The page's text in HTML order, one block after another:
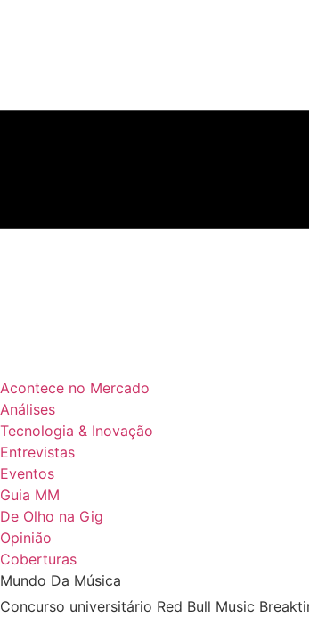
Acontece no Mercado
Análises
Tecnologia & Inovação
Entrevistas
Eventos
Guia MM
De Olho na Gig
Opinião
Coberturas
Mundo Da Música
Concurso universitário Red Bull Music